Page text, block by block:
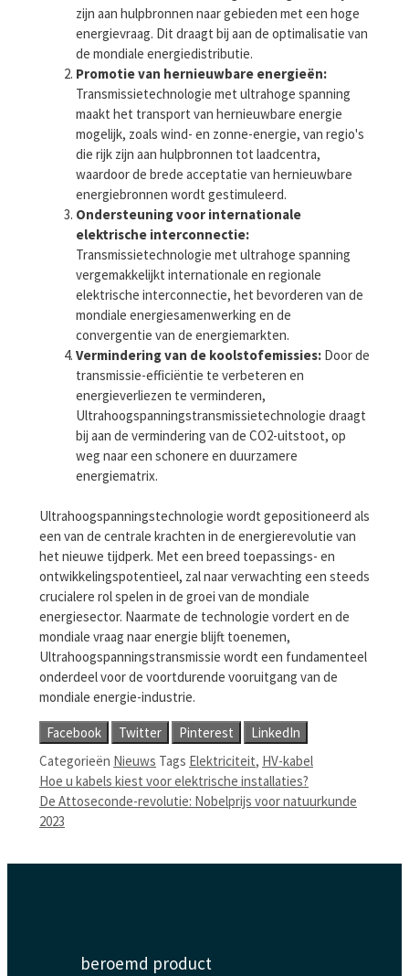
zijn aan hulpbronnen naar gebieden met een hoge
energievraag. Dit draagt ​​bij aan de optimalisatie van
de mondiale energiedistributie.
Promotie van hernieuwbare energieën:
Transmissietechnologie met ultrahoge spanning
maakt het transport van hernieuwbare energie
mogelijk, zoals wind- en zonne-energie, van regio's
die rijk zijn aan hulpbronnen tot laadcentra,
waardoor de brede acceptatie van hernieuwbare
energiebronnen wordt gestimuleerd.
Ondersteuning voor internationale
elektrische interconnectie:
Transmissietechnologie met ultrahoge spanning
vergemakkelijkt internationale en regionale
elektrische interconnectie, het bevorderen van de
mondiale energiesamenwerking en de
convergentie van de energiemarkten.
Vermindering van de koolstofemissies: Door de
transmissie-efficiëntie te verbeteren en
energieverliezen te verminderen,
Ultrahoogspanningstransmissietechnologie draagt ​​
bij aan de vermindering van de CO2-uitstoot, op
weg naar een schonere en duurzamere
energiematrix.
Ultrahoogspanningstechnologie wordt gepositioneerd als
een van de centrale krachten in de energierevolutie van
het nieuwe tijdperk. Met een breed toepassings- en
ontwikkelingspotentieel, zal naar verwachting een steeds
crucialere rol spelen in de groei van de mondiale
energiesector. Naarmate de technologie vordert en de
mondiale vraag naar energie blijft toenemen,
Ultrahoogspanningstransmissie wordt een fundamenteel
onderdeel voor de voortdurende vooruitgang van de
mondiale energie-industrie.
Facebook Twitter Pinterest
LinkedIn
Categorieën Nieuws Tags Elektriciteit, HV-kabel
Hoe u kabels kiest voor elektrische installaties?
De Attoseconde-revolutie: Nobelprijs voor natuurkunde
2023
beroemd product